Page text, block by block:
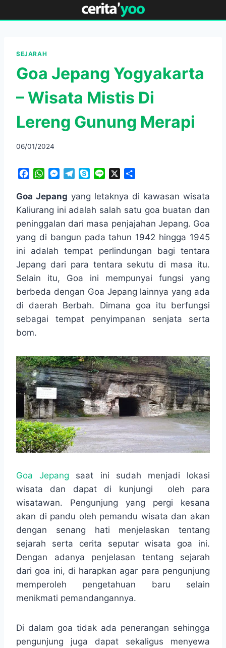
to
SEJARAH
Goa Jepang Yogyakarta
– Wisata Mistis Di
Lereng Gunung Merapi
06/01/2024
c
e
b
o
o
k
W
a
t
A
p
p
M
s
s
n
g
r
l
e
r
a
m
y
p
n
e
a
r
Goa Jepang yang letaknya di kawasan wisata
Kaliurang ini adalah salah satu goa buatan dan
peninggalan dari masa penjajahan Jepang. Goa
yang di bangun pada tahun 1942 hingga 1945
ini adalah tempat perlindungan bagi tentara
Jepang dari para tentara sekutu di masa itu.
Selain itu, Goa ini mempunyai fungsi yang
berbeda dengan Goa Jepang lainnya yang ada
di daerah Berbah. Dimana goa itu berfungsi
sebagai tempat penyimpanan senjata serta
bom.
Goa Jepang saat ini sudah menjadi lokasi
wisata dan dapat di kunjungi oleh para
wisatawan. Pengunjung yang pergi kesana
akan di pandu oleh pemandu wisata dan akan
dengan senang hati menjelaskan tentang
sejarah serta cerita seputar wisata goa ini.
Dengan adanya penjelasan tentang sejarah
dari goa ini, di harapkan agar para pengunjung
memperoleh pengetahuan baru selain
menikmati pemandangannya.
Di dalam goa tidak ada penerangan sehingga
pengunjung juga dapat sekaligus menyewa